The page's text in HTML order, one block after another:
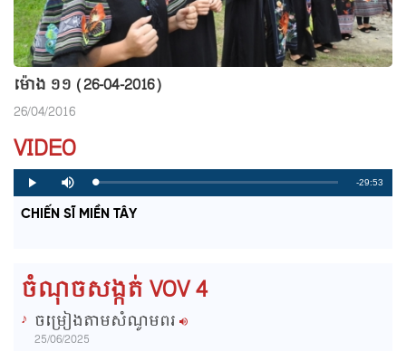
ម៉ោង ១១ (26-04-2016)
26/04/2016
VIDEO
P
l
y
M
u
e
L
a
d
e
P
r
o
g
R
-29:53
CHIẾN SĨ MIỀN TÂY
ចំណុចសង្កត់ VOV 4
ចម្រៀងតាមសំណូមពរ
25/06/2025